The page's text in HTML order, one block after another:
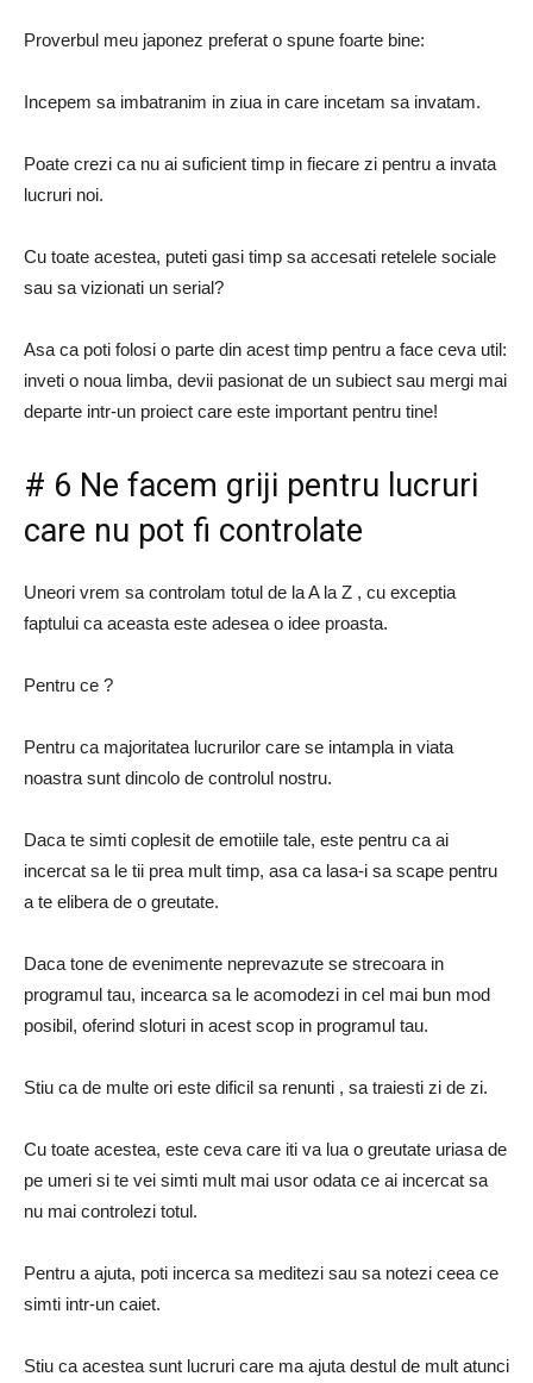
Proverbul meu japonez preferat o spune foarte bine:
Incepem sa imbatranim in ziua in care incetam sa invatam.
Poate crezi ca nu ai suficient timp in fiecare zi pentru a invata
lucruri noi.
Cu toate acestea, puteti gasi timp sa accesati retelele sociale
sau sa vizionati un serial?
Asa ca poti folosi o parte din acest timp pentru a face ceva util:
inveti o noua limba, devii pasionat de un subiect sau mergi mai
departe intr-un proiect care este important pentru tine!
# 6 Ne facem griji pentru lucruri
care nu pot fi controlate
Uneori vrem sa controlam totul de la A la Z , cu exceptia
faptului ca aceasta este adesea o idee proasta.
Pentru ce ?
Pentru ca majoritatea lucrurilor care se intampla in viata
noastra sunt dincolo de controlul nostru.
Daca te simti coplesit de emotiile tale, este pentru ca ai
incercat sa le tii prea mult timp, asa ca lasa-i sa scape pentru
a te elibera de o greutate.
Daca tone de evenimente neprevazute se strecoara in
programul tau, incearca sa le acomodezi in cel mai bun mod
posibil, oferind sloturi in acest scop in programul tau.
Stiu ca de multe ori este dificil sa renunti , sa traiesti zi de zi.
Cu toate acestea, este ceva care iti va lua o greutate uriasa de
pe umeri si te vei simti mult mai usor odata ce ai incercat sa
nu mai controlezi totul.
Pentru a ajuta, poti incerca sa meditezi sau sa notezi ceea ce
simti intr-un caiet.
Stiu ca acestea sunt lucruri care ma ajuta destul de mult atunci